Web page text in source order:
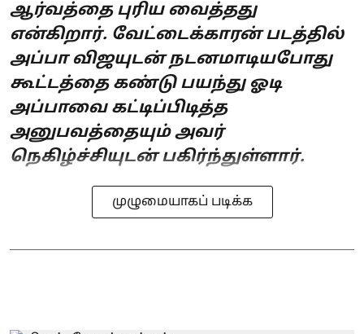
ஆர்வத்தை புரிய வைத்தது
என்கிறார். வேட்டைக்காரன் படத்தில்
அப்பா விஜயுடன் நடனமாடியபோது
கூட்டத்தை கண்டு பயந்து ஓடி
அப்பாவை கட்டிப்பிடித்த
அனுபவத்தையும் அவர்
நெகிழ்ச்சியுடன் பகிர்ந்துள்ளார்.
முழுமையாகப் படிக்க